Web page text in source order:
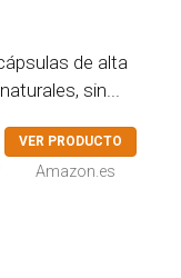
de alta
sin...
VER PRODUCTO
Amazon.es